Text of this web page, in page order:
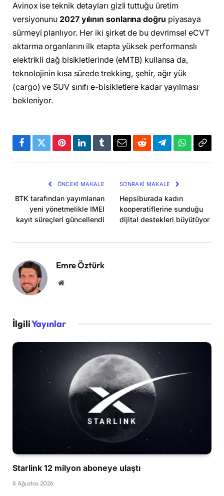
Avinox ise teknik detayları gizli tuttuğu üretim
versiyonunu 2027 yılının sonlarına doğru piyasaya
sürmeyi planlıyor. Her iki şirket de bu devrimsel eCVT
aktarma organlarını ilk etapta yüksek performanslı
elektrikli dağ bisikletlerinde (eMTB) kullansa da,
teknolojinin kısa sürede trekking, şehir, ağır yük
(cargo) ve SUV sınıfı e-bisikletlere kadar yayılması
bekleniyor.
Facebook
TwitterPinterestLinkedInTumblrEmailRedditTelegramWhatsApp
ÖNCEKI MAKALE
BTK tarafından yayımlanan
yeni yönetmelikle IMEI
kayıt süreçleri güncellendi
SONRAKI MAKALE
Hepsiburada kadın
kooperatiflerine sunduğu
dijital destekleri büyütüyor
Emre Öztürk
Website
İlgiliYayınlar
Starlink 12 milyon aboneye ulaştı
8 Ağustos 2026